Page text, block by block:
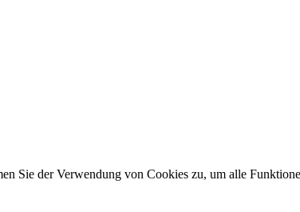
Sie der Verwendung von Cookies zu, um alle